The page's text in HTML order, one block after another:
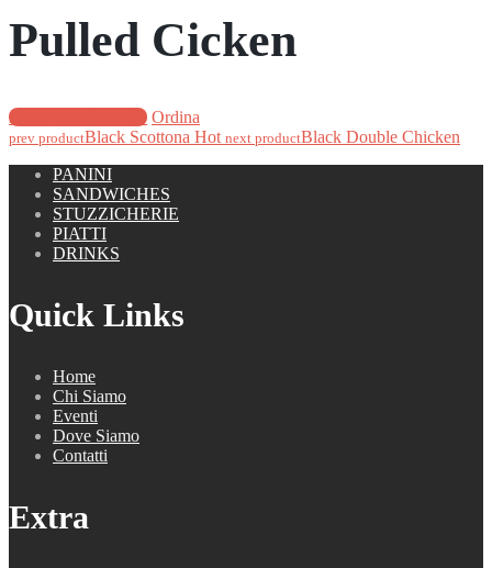
Pulled Cicken
Aggiungi al carrello Ordina
prev productBlack Scottona Hot next productBlack Double Chicken
PANINI
SANDWICHES
STUZZICHERIE
PIATTI
DRINKS
Quick Links
Home
Chi Siamo
Eventi
Dove Siamo
Contatti
Extra